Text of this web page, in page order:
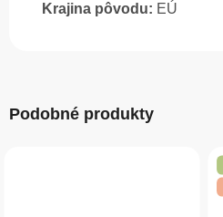
Krajina pôvodu: EÚ
Podobné produkty